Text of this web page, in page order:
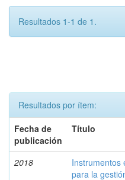
Resultados 1-1 de 1.
Resultados por ítem:
Fecha de
publicación
Título
2018
Instrumentos
para la